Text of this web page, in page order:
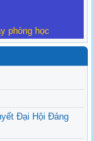
phòng học
Đại Hội Đảng